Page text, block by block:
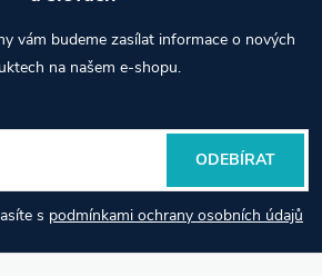
vám budeme zasílat informace o nových
na našem e-shopu.
s podmínkami ochrany osobních údajů
ODEBÍRAT